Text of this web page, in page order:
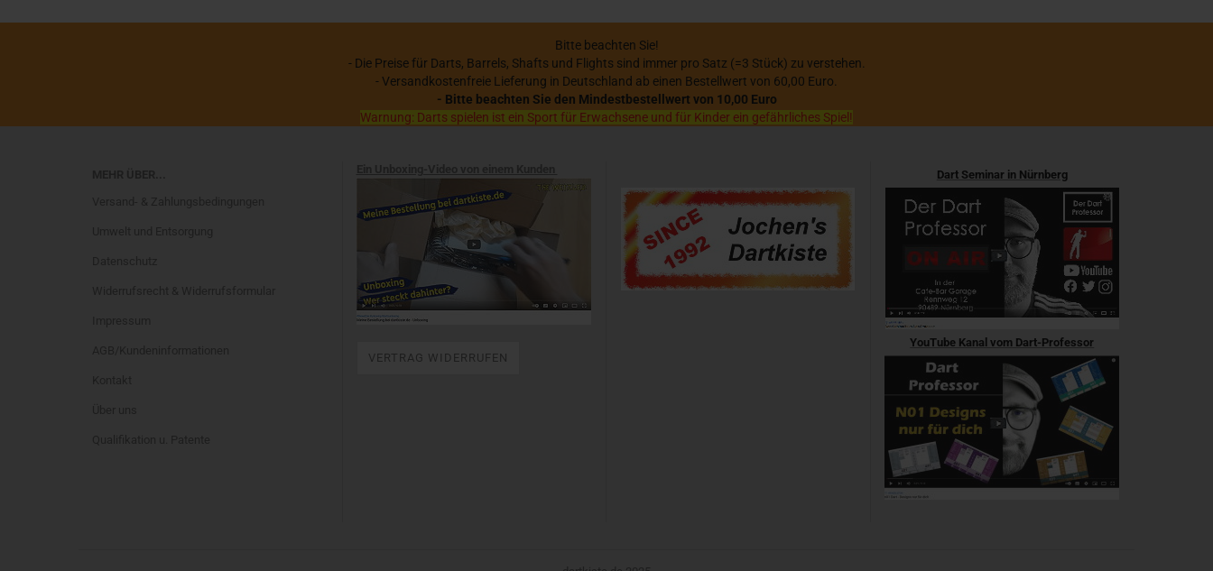
Bitte beachten Sie!
- Die Preise für Darts, Barrels, Shafts und Flights sind immer pro Satz (=3 Stück) zu verstehen.
- Versandkostenfreie Lieferung in Deutschland ab einen Bestellwert von 60,00 Euro.
- Bitte beachten Sie den Mindestbestellwert von 10,00 Euro
Warnung: Darts spielen ist ein Sport für Erwachsene und für Kinder ein gefährliches Spiel!
VERTRAG WIDERRUFEN
Dart Seminar in Nürnberg
YouTube Kanal vom Dart-Professor